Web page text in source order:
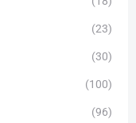
(23)
(30)
(100)
(96)